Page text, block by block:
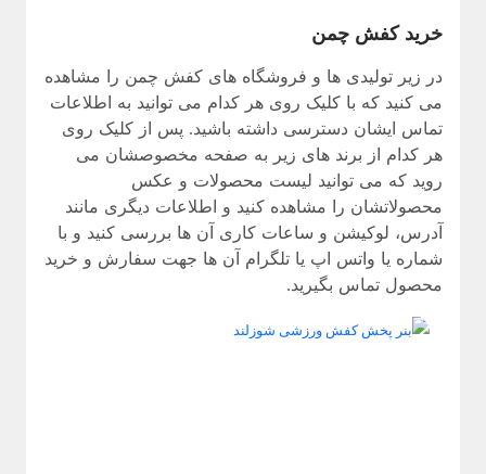
خرید کفش چمن
در زیر تولیدی ها و فروشگاه های کفش چمن را مشاهده
می کنید که با کلیک روی هر کدام می توانید به اطلاعات
تماس ایشان دسترسی داشته باشید. پس از کلیک روی
هر کدام از برند های زیر به صفحه مخصوصشان می
روید که می توانید لیست محصولات و عکس
محصولاتشان را مشاهده کنید و اطلاعات دیگری مانند
آدرس، لوکیشن و ساعات کاری آن ها بررسی کنید و با
شماره یا واتس اپ یا تلگرام آن ها جهت سفارش و خرید
محصول تماس بگیرید.